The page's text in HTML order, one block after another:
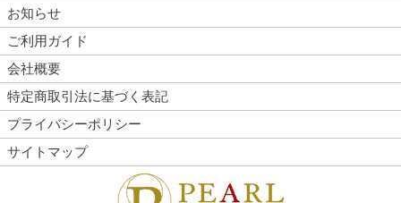
お知らせ
ご利用ガイド
会社概要
特定商取引法に基づく表記
プライバシーポリシー
サイトマップ